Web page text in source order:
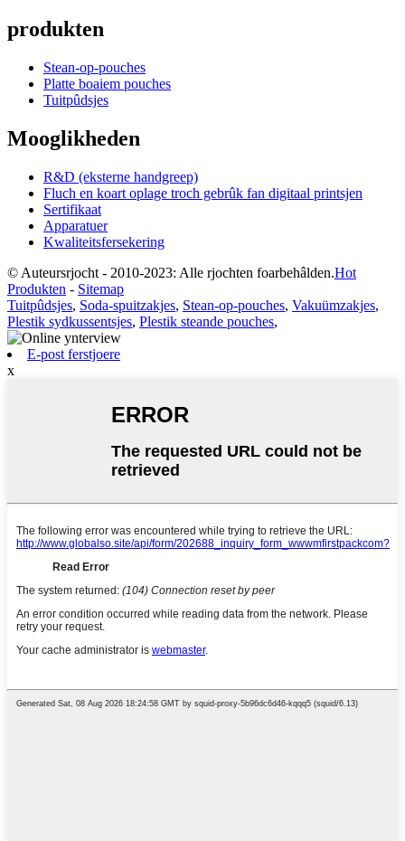
produkten
Stean-op-pouches
Platte boaiem pouches
Tuitpûdsjes
Mooglikheden
R&D (eksterne handgreep)
Fluch en koart oplage troch gebrûk fan digitaal printsjen
Sertifikaat
Apparatuer
Kwaliteitsfersekering
© Auteursrjocht - 2010-2023: Alle rjochten foarbehâlden.Hot
Produkten - Sitemap
Tuitpûdsjes, Soda-spuitzakjes, Stean-op-pouches, Vakuümzakjes,
Plestik sydkussentsjes, Plestik steande pouches,
E-post ferstjoere
x